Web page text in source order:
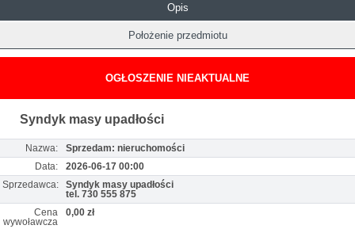
Opis
Położenie przedmiotu
OGŁOSZENIE NIEAKTUALNE
Syndyk masy upadłości
Nazwa:
Sprzedam: nieruchomości
Data:
2026-06-17 00:00
Sprzedawca:
Syndyk masy upadłości
tel. 730 555 875
Cena
wywoławcza
0,00 zł